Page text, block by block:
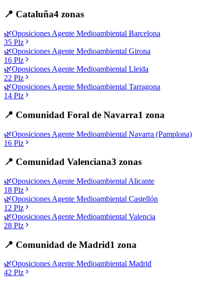
📍 Cataluña4 zonas
🌿Oposiciones Agente Medioambiental Barcelona
35 Plz
🌿Oposiciones Agente Medioambiental Girona
16 Plz
🌿Oposiciones Agente Medioambiental Lleida
22 Plz
🌿Oposiciones Agente Medioambiental Tarragona
14 Plz
📍 Comunidad Foral de Navarra1 zona
🌿Oposiciones Agente Medioambiental Navarra (Pamplona)
16 Plz
📍 Comunidad Valenciana3 zonas
🌿Oposiciones Agente Medioambiental Alicante
18 Plz
🌿Oposiciones Agente Medioambiental Castellón
12 Plz
🌿Oposiciones Agente Medioambiental Valencia
28 Plz
📍 Comunidad de Madrid1 zona
🌿OposicionesAgente Medioambiental Madrid
42 Plz